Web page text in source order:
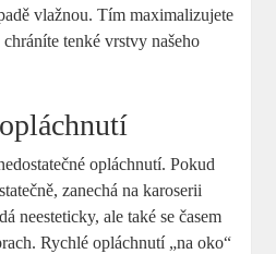
vlažnou. Tím maximalizujete
tenké vrstvy našeho
opláchnutí. Pokud
zanechá na karoserii
neesteticky, ale také se časem
Rychlé opláchnutí „na oko“